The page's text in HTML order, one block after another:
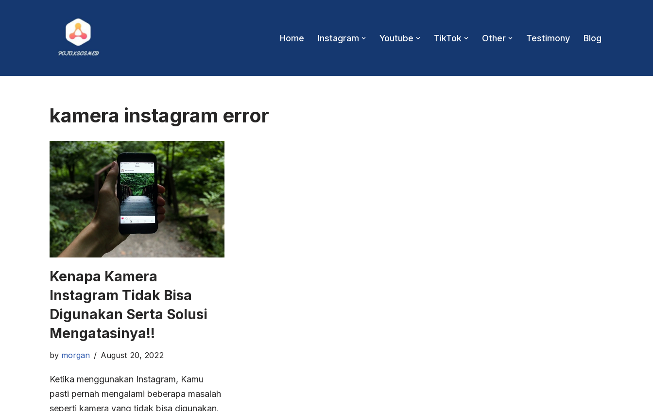
Home Instagram Youtube TikTok Other Testimony Blog
kamera instagram error
Kenapa Kamera
Instagram Tidak Bisa
Digunakan Serta Solusi
Mengatasinya!!
by morgan August 20, 2022
Ketika menggunakan Instagram, Kamu
pasti pernah mengalami beberapa masalah
seperti kamera yang tidak bisa digunakan.